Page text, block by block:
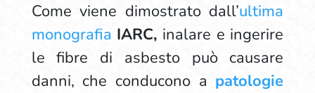
Come viene dimostrato dall’ultima
monografia IARC, inalare e ingerire
le fibre di asbesto può causare
danni, che conducono a patologie